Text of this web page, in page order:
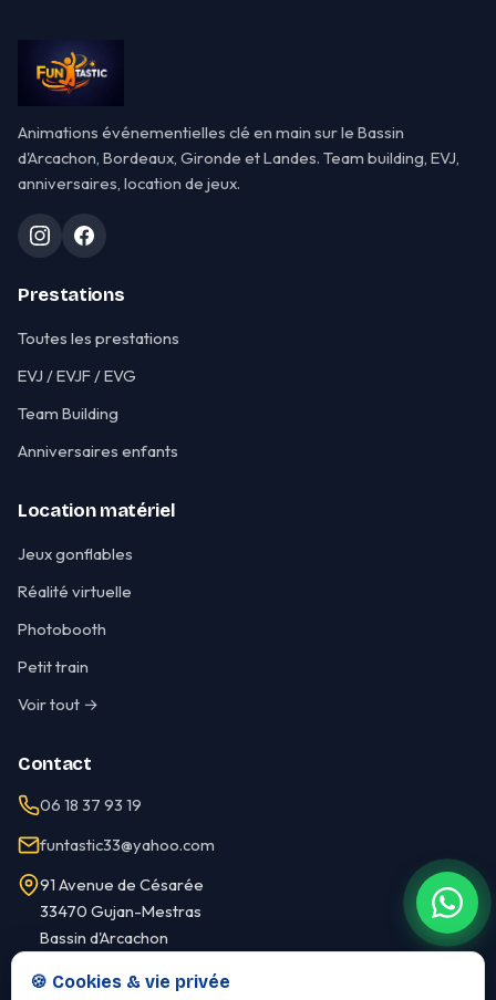
Animations événementielles clé en main sur le Bassin
d'Arcachon, Bordeaux, Gironde et Landes. Team building, EVJ,
anniversaires, location de jeux.
Prestations
Toutes les prestations
EVJ / EVJF / EVG
Team Building
Anniversaires enfants
Location matériel
Jeux gonflables
Réalité virtuelle
Photobooth
Petit train
Voir tout →
Contact
06 18 37 93 19
funtastic33@yahoo.com
91 Avenue de Césarée
33470 Gujan-Mestras
Bassin d'Arcachon
🍪 Cookies & vie privée